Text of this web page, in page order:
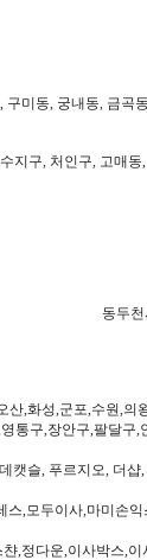
미동, 궁내동, 금곡
지구, 처인구, 고매
동두
산,화성,군포,수원,
통구,장안구,팔달구
캣슬, 푸르지오, 더
스,모두이사,마미손
,정다운,이사박스,